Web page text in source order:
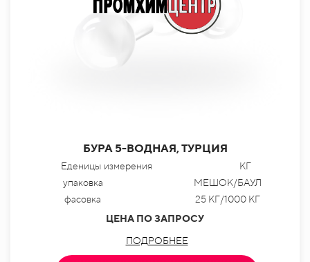
БУРА 5-ВОДНАЯ, ТУРЦИЯ
Еденицы измерения
КГ
упаковка
МЕШОК/БАУЛ
фасовка
25 КГ/1000 КГ
ЦЕНА ПО ЗАПРОСУ
ПОДРОБНЕЕ